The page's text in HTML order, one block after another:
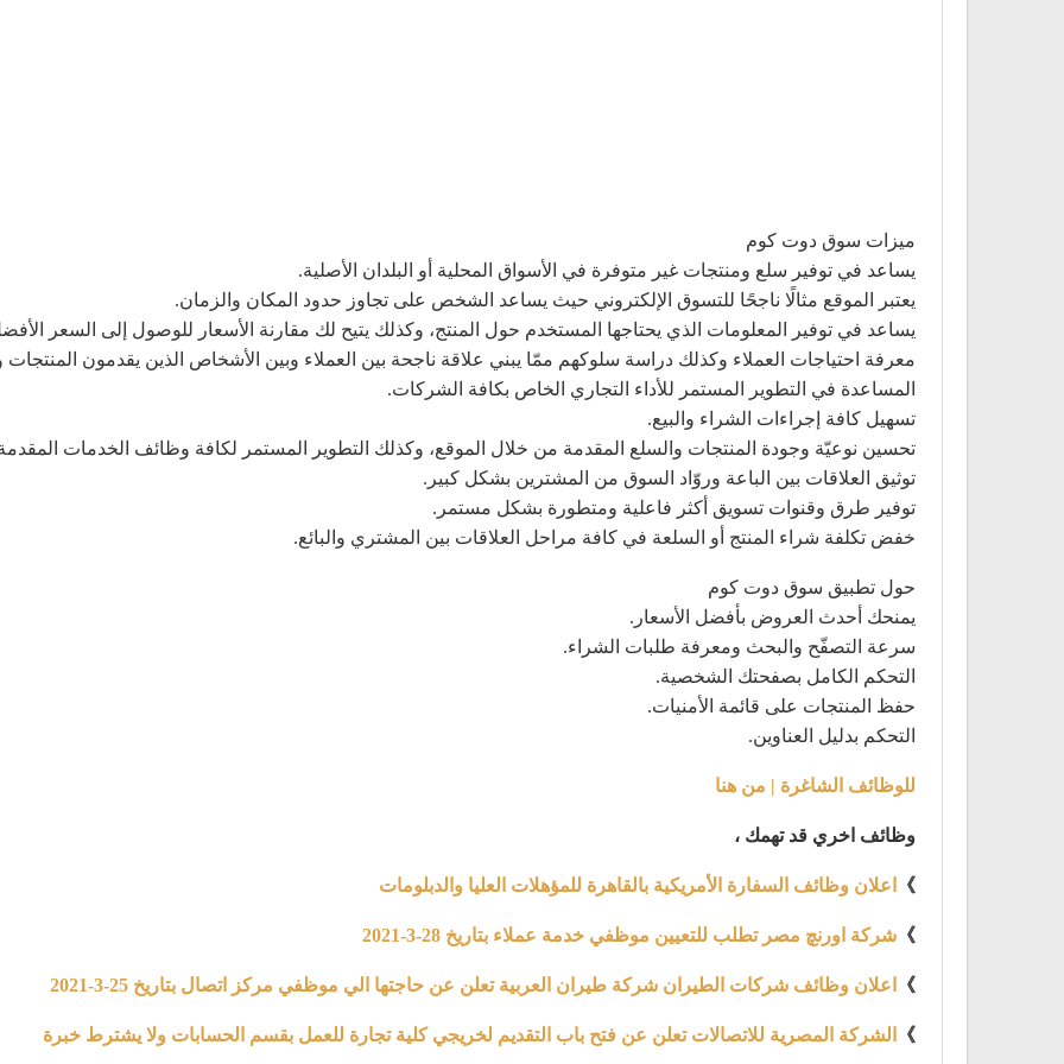
ميزات سوق دوت كوم
يساعد في توفير سلع ومنتجات غير متوفرة في الأسواق المحلية أو البلدان الأصلية.
يعتبر الموقع مثالًا ناجحًا للتسوق الإلكتروني حيث يساعد الشخص على تجاوز حدود المكان والزمان.
يساعد في توفير المعلومات الذي يحتاجها المستخدم حول المنتج، وكذلك يتيح لك مقارنة الأسعار للوصول إلى السعر
معرفة احتياجات العملاء وكذلك دراسة سلوكهم ممّا يبني علاقة ناجحة بين العملاء وبين الأشخاص الذين يقدمون المنتجات
المساعدة في التطوير المستمر للأداء التجاري الخاص بكافة الشركات.
تسهيل كافة إجراءات الشراء والبيع.
تحسين نوعيّة وجودة المنتجات والسلع المقدمة من خلال الموقع، وكذلك التطوير المستمر لكافة وظائف الخدمات
توثيق العلاقات بين الباعة وروّاد السوق من المشترين بشكل كبير.
توفير طرق وقنوات تسويق أكثر فاعلية ومتطورة بشكل مستمر.
خفض تكلفة شراء المنتج أو السلعة في كافة مراحل العلاقات بين المشتري والبائع.
حول تطبيق سوق دوت كوم
يمنحك أحدث العروض بأفضل الأسعار.
سرعة التصفّح والبحث ومعرفة طلبات الشراء.
التحكم الكامل بصفحتك الشخصية.
حفظ المنتجات على قائمة الأمنيات.
التحكم بدليل العناوين.
للوظائف الشاغرة | من هنا
وظائف اخري قد تهمك ،
》 اعلان وظائف السفارة الأمريكية بالقاهرة للمؤهلات العليا والدبلومات
》 شركة اورنچ مصر تطلب للتعيين موظفي خدمة عملاء بتاريخ 28-3-2021
》 اعلان وظائف شركات الطيران شركة طيران العربية تعلن عن حاجتها الي موظفي مركز اتصال بتاريخ 25-3-2021
》 الشركة المصرية للاتصالات تعلن عن فتح باب التقديم لخريجي كلية تجارة للعمل بقسم الحسابات ولا يشترط خبرة